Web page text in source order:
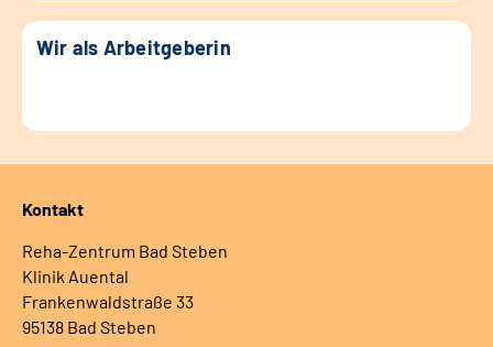
Wir als Arbeitgeberin
Kontakt
Reha-Zentrum Bad Steben
Klinik Auental
Frankenwaldstraße 33
95138 Bad Steben